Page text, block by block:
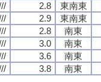
2.8
東南東
2.9
東南東
2.8
南東
3.0
南東
3.6
南東
3.8 南東